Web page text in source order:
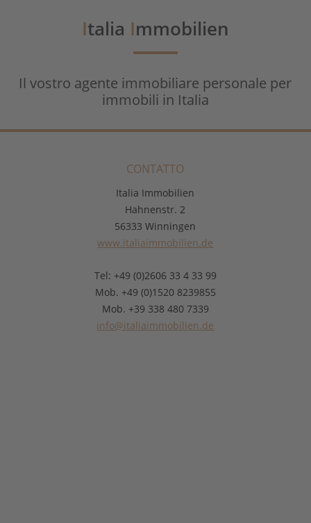
Italia Immobilien
Il vostro agente immobiliare personale per
immobili in Italia
CONTATTO
Italia Immobilien
Hahnenstr. 2
56333 Winningen
www.italiaimmobilien.de
Tel: +49 (0)2606 33 4 33 99
Mob. +49 (0)1520 8239855
Mob. +39 338 480 7339
info@italiaimmobilien.de